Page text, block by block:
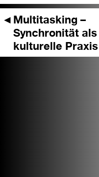
◄ Multitasking –
Synchronität als
kulturelle Praxis